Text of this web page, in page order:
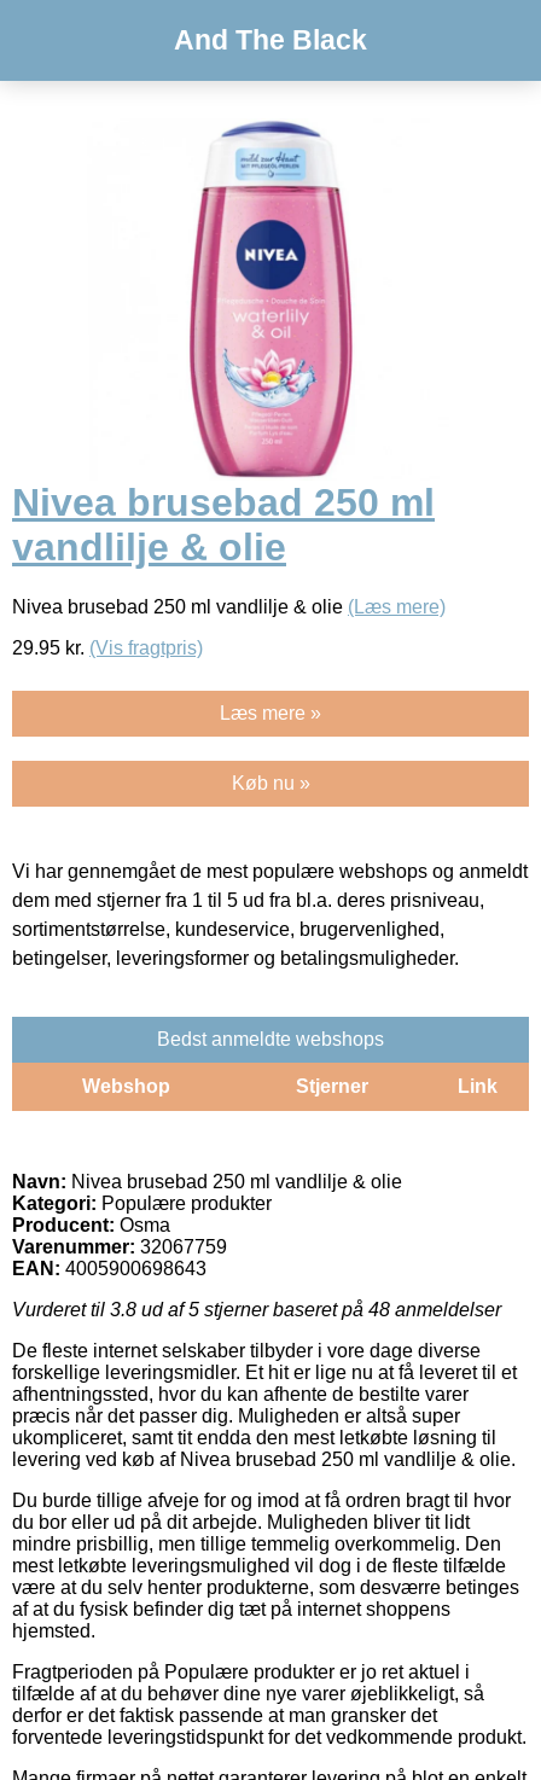
And The Black
Nivea brusebad 250 ml
vandlilje & olie
Nivea brusebad 250 ml vandlilje & olie (Læs mere)
29.95 kr. (Vis fragtpris)
Læs mere »
Køb nu »
Vi har gennemgået de mest populære webshops og anmeldt
dem med stjerner fra 1 til 5 ud fra bl.a. deres prisniveau,
sortimentstørrelse, kundeservice, brugervenlighed,
betingelser, leveringsformer og betalingsmuligheder.
Bedst anmeldte webshops
Webshop Stjerner Link
Navn: Nivea brusebad 250 ml vandlilje & olie
Kategori: Populære produkter
Producent: Osma
Varenummer: 32067759
EAN: 4005900698643
Vurderet til 3.8 ud af 5 stjerner baseret på 48 anmeldelser
De fleste internet selskaber tilbyder i vore dage diverse
forskellige leveringsmidler. Et hit er lige nu at få leveret til et
afhentningssted, hvor du kan afhente de bestilte varer
præcis når det passer dig. Muligheden er altså super
ukompliceret, samt tit endda den mest letkøbte løsning til
levering ved køb af Nivea brusebad 250 ml vandlilje & olie.
Du burde tillige afveje for og imod at få ordren bragt til hvor
du bor eller ud på dit arbejde. Muligheden bliver tit lidt
mindre prisbillig, men tillige temmelig overkommelig. Den
mest letkøbte leveringsmulighed vil dog i de fleste tilfælde
være at du selv henter produkterne, som desværre betinges
af at du fysisk befinder dig tæt på internet shoppens
hjemsted.
Fragtperioden på Populære produkter er jo ret aktuel i
tilfælde af at du behøver dine nye varer øjeblikkeligt, så
derfor er det faktisk passende at man gransker det
forventede leveringstidspunkt for det vedkommende produkt.